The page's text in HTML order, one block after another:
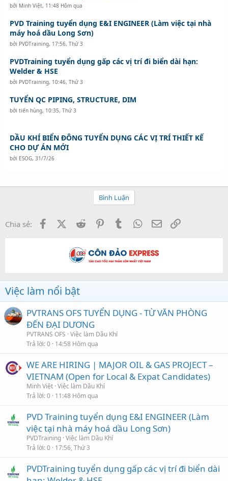
bởi Minh Việt, 11:48 Hôm qua
PVD Training tuyển dụng E&I ENGINEER (Làm việc tại nhà
máy hoá dầu Long Sơn)
bởi PVDTraining, 17:56, Thứ 3
PVDTraining tuyển dụng gấp các vị trí đi biển dài hạn:
Welder & HSE
bởi PVDTraining, 10:46, Thứ 3
TUYỂN QC PIPING, STRUCTURE, DIM
bởi tiến hùng, 10:35, Thứ 3
DẦU KHÍ BIỂN ĐÔNG TUYỂN DỤNG CÁC VỊ TRÍ THIẾT KẾ
CHO DỰ ÁN MỚI
bởi ESOG, 31/7/26
Bình Luận
Chia sẻ: FacebookX (Twitter)
Reddit PinterestTumblr WhatsApp
Email
Việc làm nổi bật
PVTRANS OFS TUYỂN DỤNG - TỪ VĂN PHÒNG
ĐẾN ĐẠI DƯƠNG
PVTRANS OFS Việc làm Dầu Khí
Trả lời 0 14:58 Hôm qua
WE ARE HIRING | MAJOR OIL & GAS PROJECT –
VIETNAM (Open for Local & Expat Candidates)
Minh Việt Việc làm Dầu Khí
Trả lời 0 11:48 Hôm qua
PVD Training tuyển dụng E&I ENGINEER (Làm
việc tại nhà máy hoá dầu Long Sơn)
PVDTraining Việc làm Dầu Khí
Trả lời 0 17:56, Thứ 3
PVDTraining tuyển dụng gấp các vị trí đi biển dài